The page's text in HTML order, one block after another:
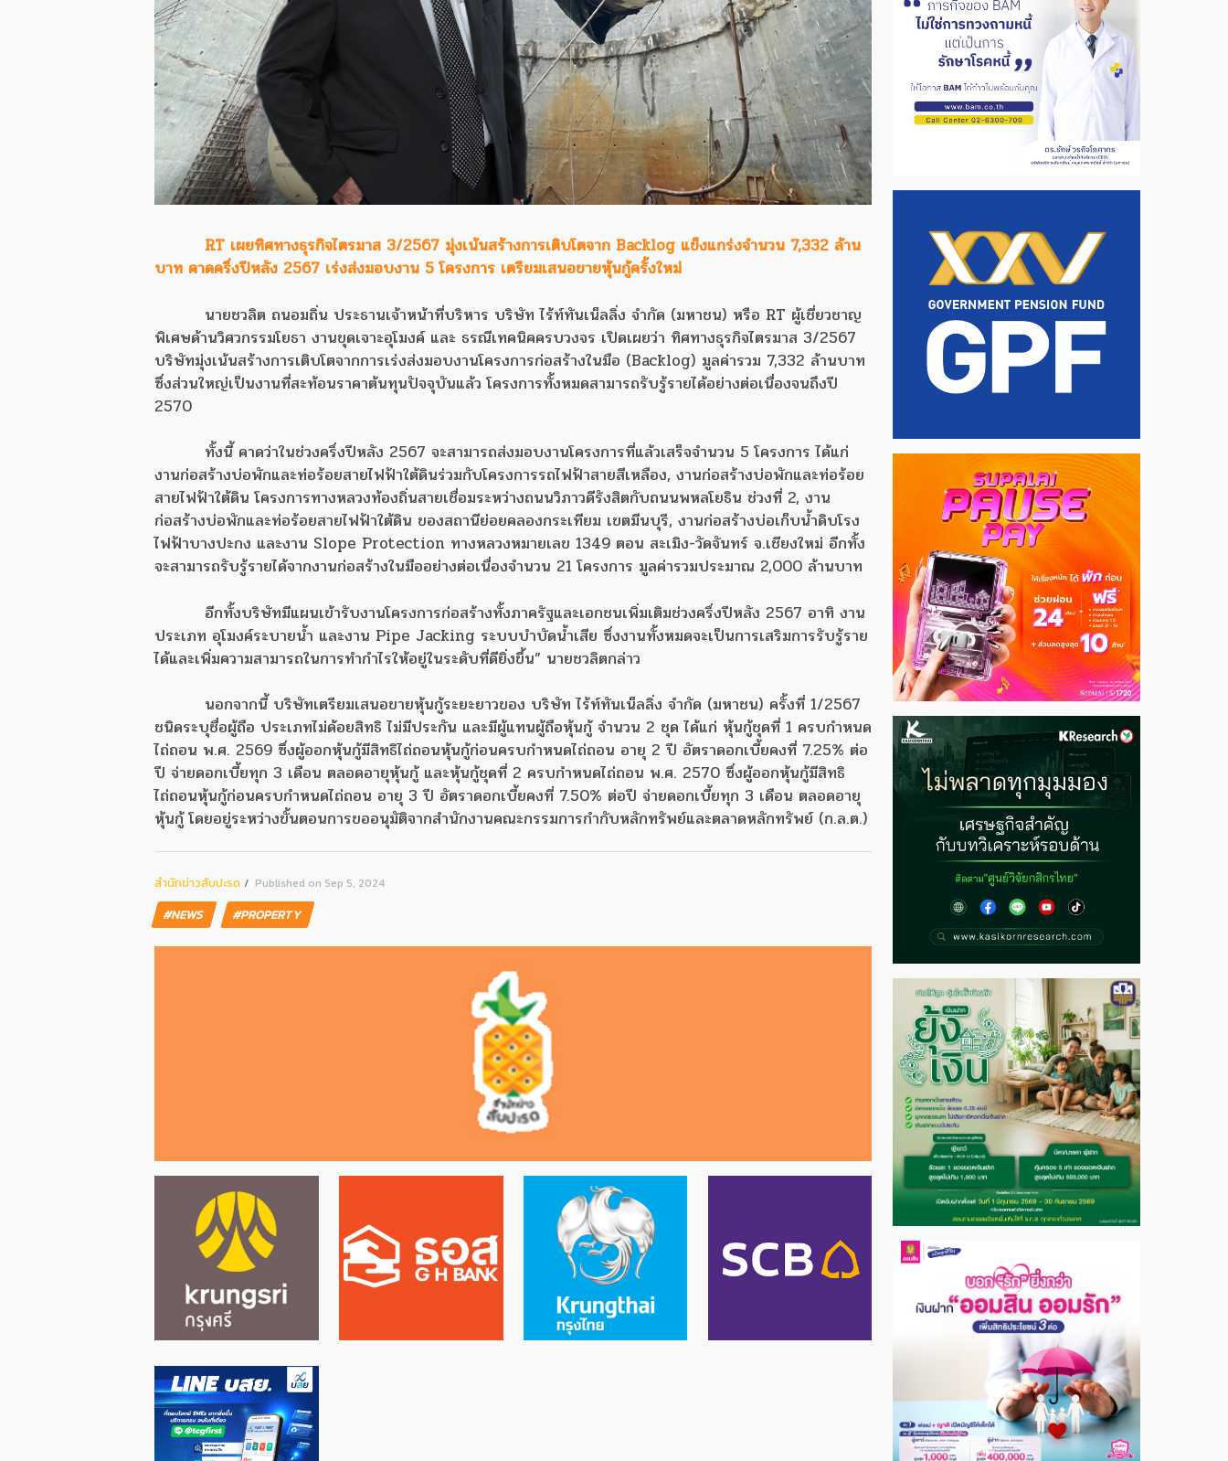
RT เผยทิศทางธุรกิจไตรมาส 3/2567 มุ่งเน้นสร้างการเติบโตจาก Backlog แข็งแกร่งจำนวน 7,332 ล้าน
บาท คาดครึ่งปีหลัง 2567 เร่งส่งมอบงาน 5 โครงการ เตรียมเสนอขายหุ้นกู้ครั้งใหม่
นายชวลิต ถนอมถิ่น ประธานเจ้าหน้าที่บริหาร บริษัท ไร้ท์ทันเน็ลลิ่ง จำกัด (มหาชน) หรือ RT ผู้เชี่ยวชาญ
พิเศษด้านวิศวกรรมโยธา งานขุดเจาะอุโมงค์ และ ธรณีเทคนิคครบวงจร เปิดเผยว่า ทิศทางธุรกิจไตรมาส 3/2567
บริษัทมุ่งเน้นสร้างการเติบโตจากการเร่งส่งมอบงานโครงการก่อสร้างในมือ (Backlog) มูลค่ารวม 7,332 ล้านบาท
ซึ่งส่วนใหญ่เป็นงานที่สะท้อนราคาต้นทุนปัจจุบันแล้ว โครงการทั้งหมดสามารถรับรู้รายได้อย่างต่อเนื่องจนถึงปี
2570
ทั้งนี้ คาดว่าในช่วงครึ่งปีหลัง 2567 จะสามารถส่งมอบงานโครงการที่แล้วเสร็จจำนวน 5 โครงการ ได้แก่
งานก่อสร้างบ่อพักและท่อร้อยสายไฟฟ้าใต้ดินร่วมกับโครงการรถไฟฟ้าสายสีเหลือง, งานก่อสร้างบ่อพักและท่อร้อย
สายไฟฟ้าใต้ดิน โครงการทางหลวงท้องถิ่นสายเชื่อมระหว่างถนนวิภาวดีรังสิตกับถนนพหลโยธิน ช่วงที่ 2, งาน
ก่อสร้างบ่อพักและท่อร้อยสายไฟฟ้าใต้ดิน ของสถานีย่อยคลองกระเทียม เขตมีนบุรี, งานก่อสร้างบ่อเก็บน้ำดิบโรง
ไฟฟ้าบางปะกง และงาน Slope Protection ทางหลวงหมายเลข 1349 ตอน สะเมิง-วัดจันทร์ จ.เชียงใหม่ อีกทั้ง
จะสามารถรับรู้รายได้จากงานก่อสร้างในมืออย่างต่อเนื่องจำนวน 21 โครงการ มูลค่ารวมประมาณ 2,000 ล้านบาท
อีกทั้งบริษัทมีแผนเข้ารับงานโครงการก่อสร้างทั้งภาครัฐและเอกชนเพิ่มเติมช่วงครึ่งปีหลัง 2567 อาทิ งาน
ประเภท อุโมงค์ระบายน้ำ และงาน Pipe Jacking ระบบบำบัดน้ำเสีย ซึ่งงานทั้งหมดจะเป็นการเสริมการรับรู้ราย
ได้และเพิ่มความสามารถในการทำกำไรให้อยู่ในระดับที่ดียิ่งขึ้น” นายชวลิตกล่าว
นอกจากนี้ บริษัทเตรียมเสนอขายหุ้นกู้ระยะยาวของ บริษัท ไร้ท์ทันเน็ลลิ่ง จำกัด (มหาชน) ครั้งที่ 1/2567
ชนิดระบุชื่อผู้ถือ ประเภทไม่ด้อยสิทธิ ไม่มีประกัน และมีผู้แทนผู้ถือหุ้นกู้ จำนวน 2 ชุด ได้แก่ หุ้นกู้ชุดที่ 1 ครบกำหนด
ไถ่ถอน พ.ศ. 2569 ซึ่งผู้ออกหุ้นกู้มีสิทธิไถ่ถอนหุ้นกู้ก่อนครบกำหนดไถ่ถอน อายุ 2 ปี อัตราดอกเบี้ยคงที่ 7.25% ต่อ
ปี จ่ายดอกเบี้ยทุก 3 เดือน ตลอดอายุหุ้นกู้ และหุ้นกู้ชุดที่ 2 ครบกำหนดไถ่ถอน พ.ศ. 2570 ซึ่งผู้ออกหุ้นกู้มีสิทธิ
ไถ่ถอนหุ้นกู้ก่อนครบกำหนดไถ่ถอน อายุ 3 ปี อัตราดอกเบี้ยคงที่ 7.50% ต่อปี จ่ายดอกเบี้ยทุก 3 เดือน ตลอดอายุ
หุ้นกู้ โดยอยู่ระหว่างขั้นตอนการขออนุมัติจากสำนักงานคณะกรรมการกำกับหลักทรัพย์และตลาดหลักทรัพย์ (ก.ล.ต.)
สํานักข่าวสับปะรด Published on Sep 5, 2024
#NEWS #PROPERTY